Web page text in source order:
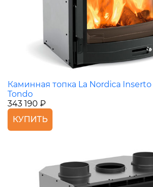
Каминная топка La Nordica
Tondo
343 190 ₽
КУПИТЬ